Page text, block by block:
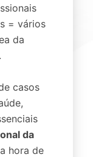
= vários
da
.
casos
da
hora de